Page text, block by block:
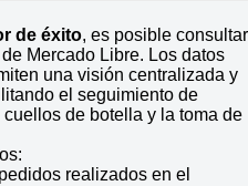
de éxito, es posible consultar
Mercado Libre. Los datos
una visión centralizada y
el seguimiento de
de botella y la toma de
realizados en el